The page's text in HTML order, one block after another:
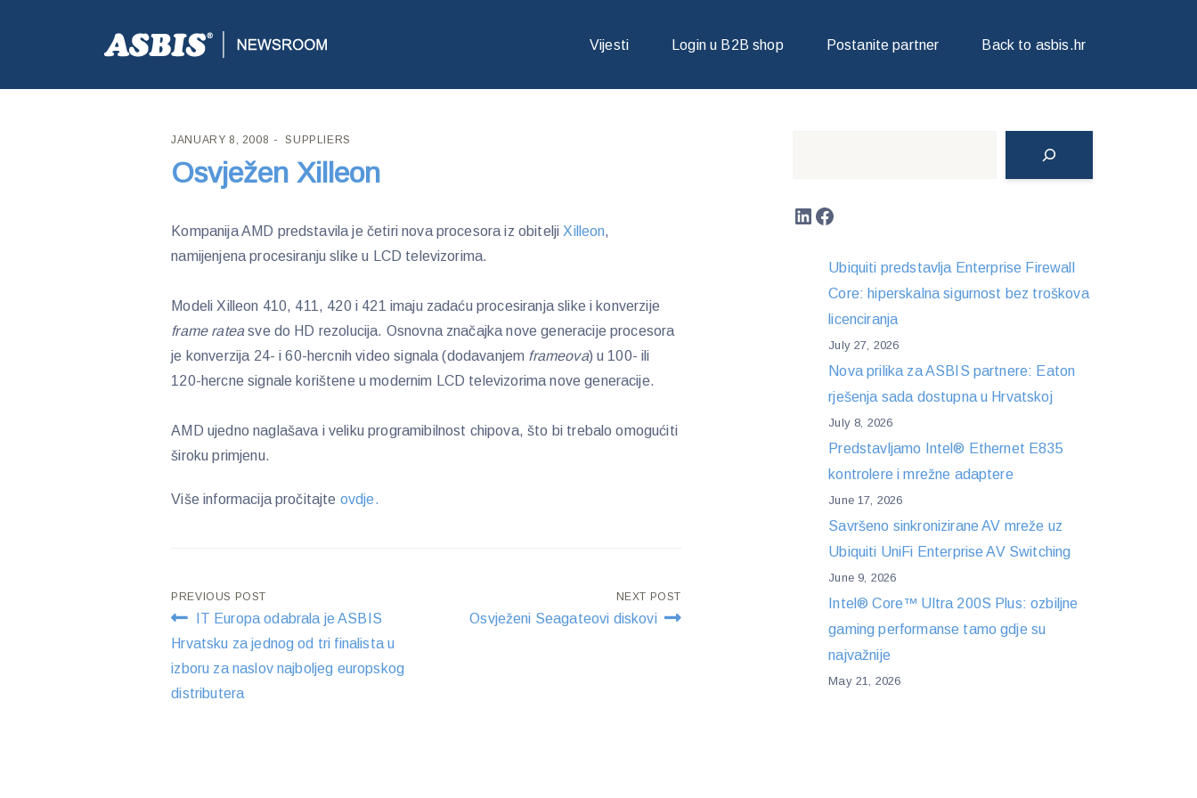
Vijesti Login u B2B shop Postanite partner Back to asbis.hr
ASBIS CROATIA>SUPPLIERS> OSVJEŽEN XILLEON
JANUARY 8, 2008 SUPPLIERS
Osvježen Xilleon
Kompanija AMD predstavila je četiri nova procesora iz obitelji Xilleon,
namijenjena procesiranju slike u LCD televizorima.
Modeli Xilleon 410, 411, 420 i 421 imaju zadaću procesiranja slike i konverzije
frame rateasve do HD rezolucija. Osnovna značajka nove generacije procesora
je konverzija 24- i 60-hercnih video signala (dodavanjem frameova) u 100- ili
120-hercne signale korištene u modernim LCD televizorima nove generacije.
AMD ujedno naglašava i veliku programibilnost chipova, što bi trebalo omogućiti
široku primjenu.
Više informacija pročitajte ovdje.
Post
navigation
PREVIOUS POST
IT Europa odabrala je ASBIS
Hrvatsku za jednog od tri finalista u
izboru za naslov najboljeg europskog
distributera
NEXT POST
Osvježeni Seagateovi diskovi
LinkedIn
Facebook
Ubiquiti predstavlja Enterprise Firewall
Core: hiperskalna sigurnost bez troškova
licenciranja
July 27, 2026
Nova prilika za ASBIS partnere: Eaton
rješenja sada dostupna u Hrvatskoj
July 8, 2026
Predstavljamo Intel® Ethernet E835
kontrolere i mrežne adaptere
June 17, 2026
Savršeno sinkronizirane AV mreže uz
Ubiquiti UniFi Enterprise AV Switching
June 9, 2026
Intel® Core™ Ultra 200S Plus: ozbiljne
gaming performanse tamo gdje su
najvažnije
May 21, 2026